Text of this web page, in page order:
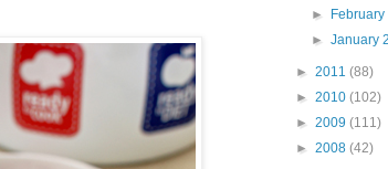
►
►January
► 2011 (88)
► 2010 (102)
► 2009 (111)
► 2008 (42)